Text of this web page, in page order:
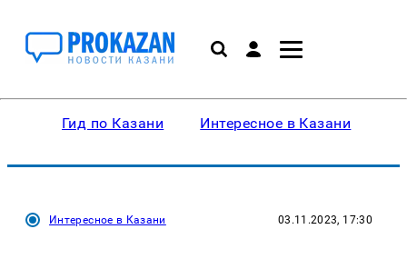
Гид по Казани Интересное в Казани
Интересное в Казани 03.11.2023, 17:30